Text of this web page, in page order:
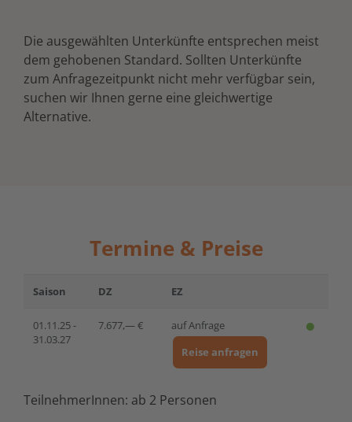
Die ausgewählten Unterkünfte entsprechen meist
dem gehobenen Standard. Sollten Unterkünfte
zum Anfragezeitpunkt nicht mehr verfügbar sein,
suchen wir Ihnen gerne eine gleichwertige
Alternative.
Termine & Preise
Saison DZ EZ
01.11.25 -
31.03.27
7.677,— €
auf Anfrage
Reise anfragen
TeilnehmerInnen: ab 2 Personen